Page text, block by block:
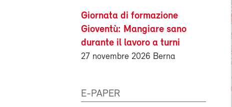
Giornata di formazione
Gioventù: Mangiare sano
durante il lavoro a turni
27 novembre 2026 Berna
E-PAPER